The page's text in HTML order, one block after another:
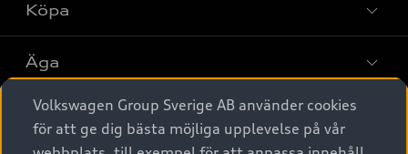
Alla modeller
Elbilar
A6 modellerna
Köpa
Privaterbjudanden
Privatleasing
Nya bilar i lager
Äga
Service & tillbehör
Tjänstebil
Volkswagen Group Sverige AB använder cookies
för att ge dig bästa möjliga upplevelse på vår